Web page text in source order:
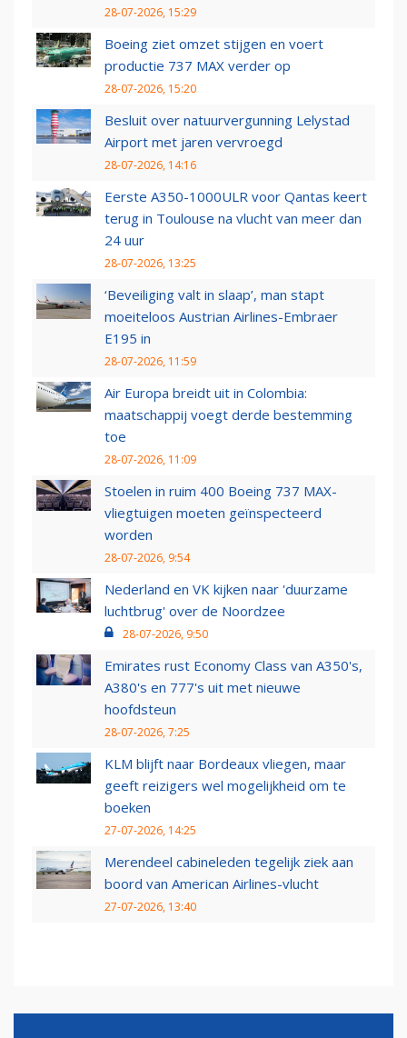
28-07-2026, 15:29
Boeing ziet omzet stijgen en voert
productie 737 MAX verder op
28-07-2026, 15:20
Besluit over natuurvergunning Lelystad
Airport met jaren vervroegd
28-07-2026, 14:16
Eerste A350-1000ULR voor Qantas keert
terug in Toulouse na vlucht van meer dan
24 uur
28-07-2026, 13:25
‘Beveiliging valt in slaap’, man stapt
moeiteloos Austrian Airlines-Embraer
E195 in
28-07-2026, 11:59
Air Europa breidt uit in Colombia:
maatschappij voegt derde bestemming
toe
28-07-2026, 11:09
Stoelen in ruim 400 Boeing 737 MAX-
vliegtuigen moeten geïnspecteerd
worden
28-07-2026, 9:54
Nederland en VK kijken naar 'duurzame
luchtbrug' over de Noordzee
28-07-2026, 9:50
Emirates rust Economy Class van A350's,
A380's en 777's uit met nieuwe
hoofdsteun
28-07-2026, 7:25
KLM blijft naar Bordeaux vliegen, maar
geeft reizigers wel mogelijkheid om te
boeken
27-07-2026, 14:25
Merendeel cabineleden tegelijk ziek aan
boord van American Airlines-vlucht
27-07-2026, 13:40